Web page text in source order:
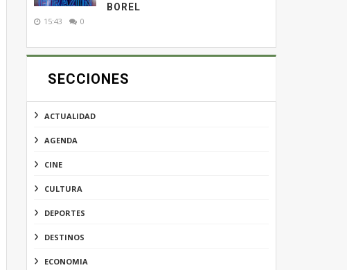
BOREL
15:43 0
SECCIONES
ACTUALIDAD
AGENDA
CINE
CULTURA
DEPORTES
DESTINOS
ECONOMIA